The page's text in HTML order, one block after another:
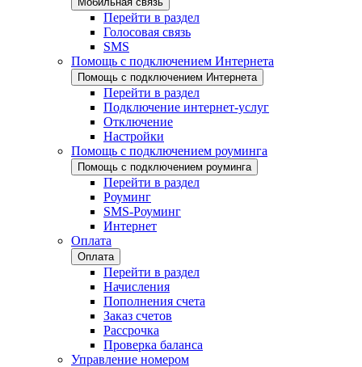
Перейти в раздел
Голосовая связь
SMS
Помощь с подключением Интернета
Помощь с подключением Интернета
Перейти в раздел
Подключение интернет-услуг
Отключение
Настройки
Помощь с подключением роуминга
Помощь с подключением роуминга
Перейти в раздел
Роуминг
SMS-Роуминг
Интернет
Оплата
Оплата
Перейти в раздел
Начисления
Пополнения счета
Заказ счетов
Рассрочка
Проверка баланса
Управление номером